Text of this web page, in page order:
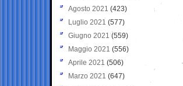
Agosto 2021 (423)
Luglio 2021 (577)
Giugno 2021(559)
Maggio 2021 (556)
Aprile 2021 (506)
Marzo 2021 (647)